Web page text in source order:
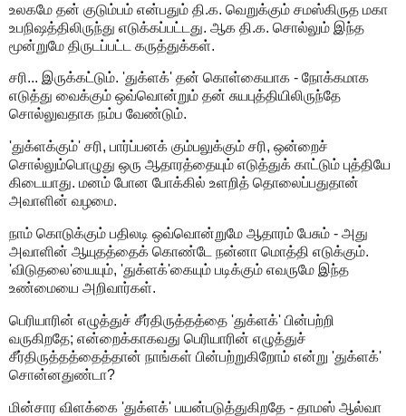
உலகமே தன் குடும்பம் என்பதும் தி.க. வெறுக்கும் சமஸ்கிருத மகா
உபநிஷத்திலிருந்து எடுக்கப்பட்டது. ஆக தி.க. சொல்லும் இந்த
மூன்றுமே திருடப்பட்ட கருத்துக்கள்.
சரி... இருக்கட்டும். 'துக்ளக்' தன் கொள்கையாக - நோக்கமாக
எடுத்து வைக்கும் ஒவ்வொன்றும் தன் சுயபுத்தியிலிருந்தே
சொல்லுவதாக நம்ப வேண்டும்.
'துக்ளக்கும்' சரி, பார்ப்பனக் கும்பலுக்கும் சரி, ஒன்றைச்
சொல்லும்பொழுது ஒரு ஆதாரத்தையும் எடுத்துக் காட்டும் புத்தியே
கிடையாது. மனம் போன போக்கில் உளறித் தொலைப்பதுதான்
அவாளின் வழமை.
நாம் கொடுக்கும் பதிலடி ஒவ்வொன்றுமே ஆதாரம் பேசும் - அது
அவாளின் ஆயுதத்தைக் கொண்டே நன்னா மொத்தி எடுக்கும்.
'விடுதலை'யையும், 'துக்ளக்'கையும் படிக்கும் எவருமே இந்த
உண்மையை அறிவார்கள்.
பெரியாரின் எழுத்துச் சீர்திருத்தத்தை 'துக்ளக்' பின்பற்றி
வருகிறதே; என்றைக்காகவது பெரியாரின் எழுத்துச்
சீர்திருத்தத்தைத்தான் நாங்கள் பின்பற்றுகிறோம் என்று 'துக்ளக்'
சொன்னதுண்டா?
மின்சார விளக்கை 'துக்ளக்' பயன்படுத்துகிறதே - தாமஸ் ஆல்வா